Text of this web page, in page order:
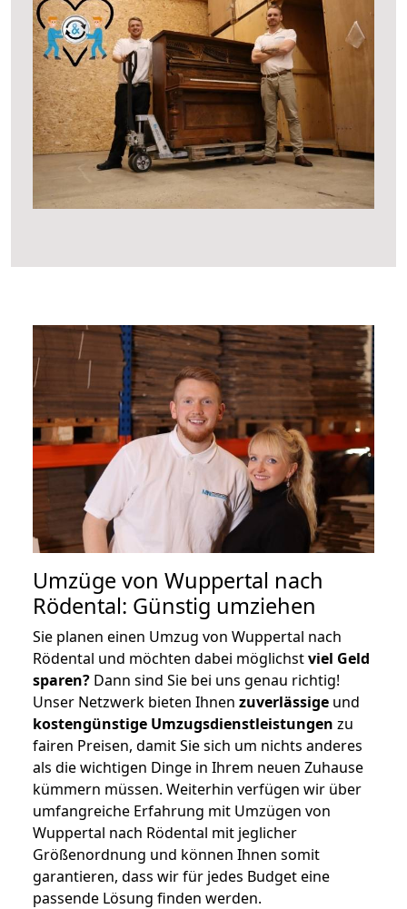
Umzüge von Wuppertal nach
Rödental: Günstig umziehen
Sie planen einen Umzug von Wuppertal nach
Rödental und möchten dabei möglichstviel Geld
sparen? Dann sind Sie bei uns genau richtig!
Unser Netzwerk bieten Ihnen zuverlässige und
kostengünstige Umzugsdienstleistungen zu
fairen Preisen, damit Sie sich um nichts anderes
als die wichtigen Dinge in Ihrem neuen Zuhause
kümmern müssen. Weiterhin verfügen wir über
umfangreiche Erfahrung mit Umzügen von
Wuppertal nach Rödental mit jeglicher
Größenordnung und können Ihnen somit
garantieren, dass wir für jedes Budget eine
passende Lösung finden werden.